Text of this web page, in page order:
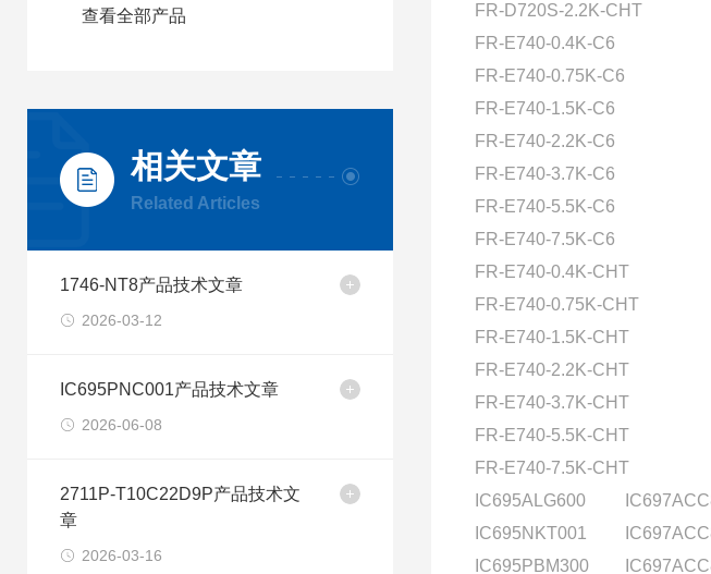
查看全部产品
相关文章
Related Articles
1746-NT8产品技术文章
2026-03-12
IC695PNC001产品技术文章
2026-06-08
2711P-T10C22D9P产品技术文
章
2026-03-16
FR-D720S-2.2K-CHT
FR-E740-0.4K-C6
FR-E740-0.75K-C6
FR-E740-1.5K-C6
FR-E740-2.2K-C6
FR-E740-3.7K-C6
FR-E740-5.5K-C6
FR-E740-7.5K-C6
FR-E740-0.4K-CHT
FR-E740-0.75K-CHT
FR-E740-1.5K-CHT
FR-E740-2.2K-CHT
FR-E740-3.7K-CHT
FR-E740-5.5K-CHT
FR-E740-7.5K-CHT
IC695ALG600
IC695NKT001
IC695PBM300